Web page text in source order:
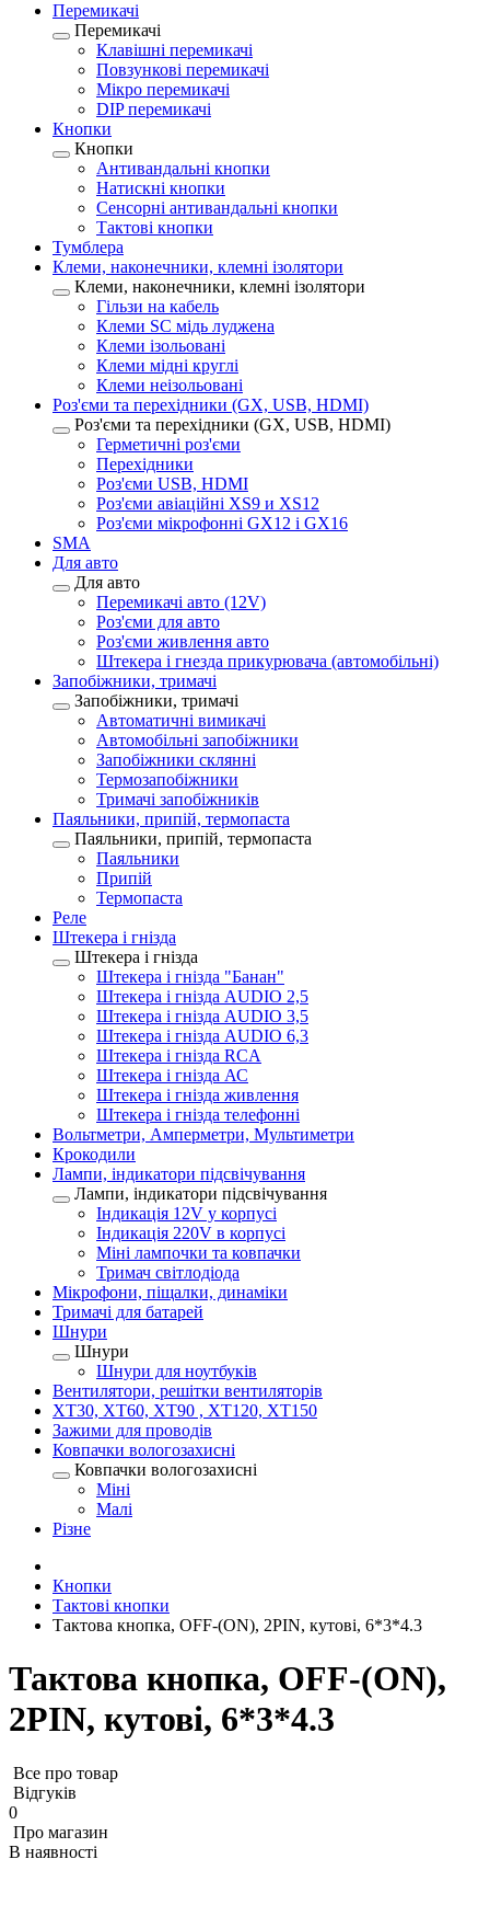
Перемикачі
Перемикачі
Клавішні перемикачі
Повзункові перемикачі
Мікро перемикачі
DIP перемикачі
Кнопки
Кнопки
Антивандальні кнопки
Натискні кнопки
Сенсорні антивандальні кнопки
Тактові кнопки
Тумблера
Клеми, наконечники, клемні ізолятори
Клеми, наконечники, клемні ізолятори
Гільзи на кабель
Клеми SC мідь луджена
Клеми ізольовані
Клеми мідні круглі
Клеми неізольовані
Роз'єми та перехідники (GX, USB, HDMI)
Роз'єми та перехідники (GX, USB, HDMI)
Герметичні роз'єми
Перехідники
Роз'єми USB, HDMI
Роз'єми авіаційні XS9 и XS12
Роз'єми мікрофонні GX12 і GX16
SMA
Для авто
Для авто
Перемикачі авто (12V)
Роз'єми для авто
Роз'єми живлення авто
Штекера і гнезда прикурювача (автомобільні)
Запобіжники, тримачі
Запобіжники, тримачі
Автоматичні вимикачі
Автомобільні запобіжники
Запобіжники склянні
Термозапобіжники
Тримачі запобіжників
Паяльники, припій, термопаста
Паяльники, припій, термопаста
Паяльники
Припій
Термопаста
Реле
Штекера і гнізда
Штекера і гнізда
Штекера і гнізда "Банан"
Штекера і гнізда AUDIO 2,5
Штекера і гнізда AUDIO 3,5
Штекера і гнізда AUDIO 6,3
Штекера і гнізда RCA
Штекера і гнізда АС
Штекера і гнізда живлення
Штекера і гнізда телефонні
Вольтметри, Амперметри, Мультиметри
Крокодили
Лампи, індикатори підсвічування
Лампи, індикатори підсвічування
Індикація 12V у корпусі
Індикація 220V в корпусі
Міні лампочки та ковпачки
Тримач світлодіода
Мікрофони, піщалки, динаміки
Тримачі для батарей
Шнури
Шнури
Шнури для ноутбуків
Вентилятори, решітки вентиляторів
XT30, XT60, XT90 , XT120, XT150
Зажими для проводів
Ковпачки вологозахисні
Ковпачки вологозахисні
Міні
Малі
Різне
Кнопки
Тактові кнопки
Тактова кнопка, OFF-(ON), 2PIN, кутові, 6*3*4.3
Тактова кнопка, OFF-(ON),
2PIN, кутові, 6*3*4.3
Все про товар
Відгуків
0
Про магазин
В наявності